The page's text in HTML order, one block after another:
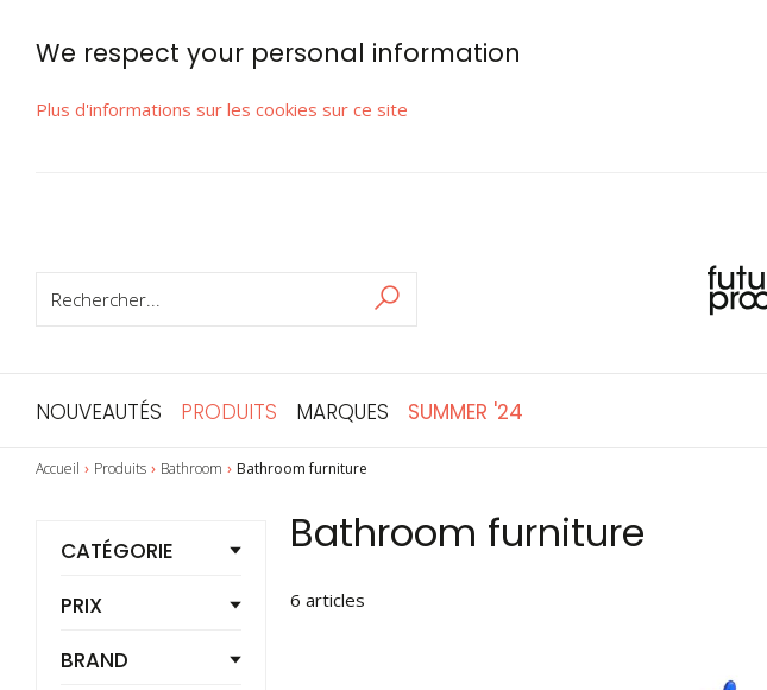
We respect your personal information
Plus d'informations sur les cookies sur ce site
Rechercher
RECHERCHER
NOUVEAUTÉS PRODUITS MARQUES SUMMER '24
Accueil Produits Bathroom Bathroom furniture
Bathroom furniture
6 articles
CATÉGORIE
PRIX
BRAND